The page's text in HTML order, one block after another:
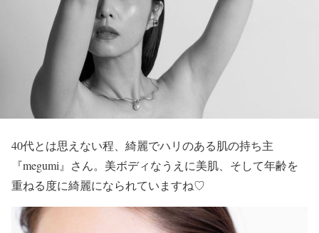
40代とは思えない程、綺麗でハリのある肌の持ち主
『megumi』 さん。美ボディなうえに美肌、そして年齢を
重ねる度に綺麗になられていますね♡